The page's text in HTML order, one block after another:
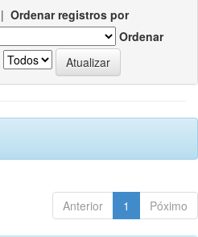
| Ordenar registros por
Ordenar
Anterior 1 Póximo